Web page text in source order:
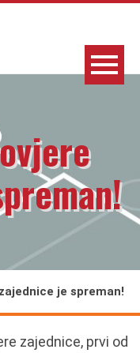
je spreman!
zajednice, prvi od